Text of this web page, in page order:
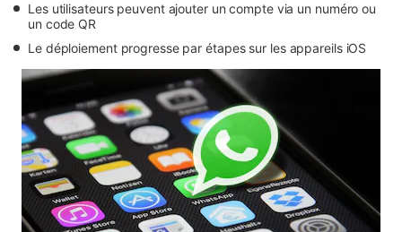
Les utilisateurs peuvent ajouter un compte via un numéro ou
un code QR
Le déploiement progresse par étapes sur les appareils iOS